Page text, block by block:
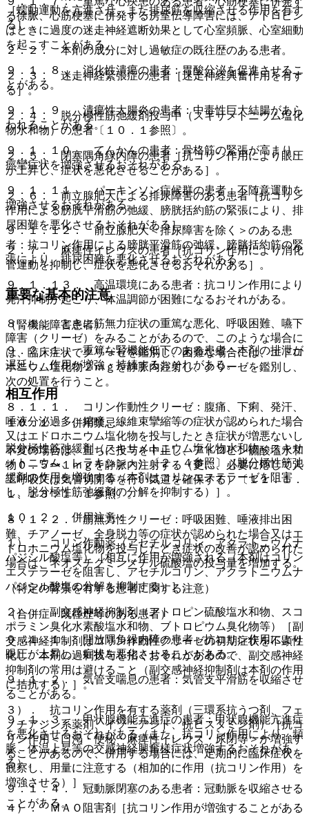
る徐脈、心筋梗塞に併発する房室伝導障害には、アトロピン
はときに過度の迷走神経遮断効果として心室頻脈、心室細動
を起こすことがある。
９．１．８． 消化性潰瘍の患者：胃酸分泌を促進させるこ
とがある。
９．１．９． 潰瘍性大腸炎の患者：中毒性巨大結腸があら
われることがある。
９．１．１０． てんかんの患者：骨格筋の緊張が高まり、
痙攣症状を増強させるおそれがある。
９．１．１１． パーキンソン症候群の患者：不随意運動を
増強させるおそれがある。
９．１．１２． 前立腺肥大＜排尿障害を除く＞のある患
者：抗コリン作用による膀胱平滑筋の弛緩、膀胱括約筋の緊
張により、排尿困難を悪化させるおそれがある。
９．１．１３． 高温環境にある患者：抗コリン作用により
発汗抑制が起こり、体温調節が困難になるおそれがある。
（腎機能障害患者）
９．２．１． 重篤な腎機能低下のある患者：本剤の排泄が
遅延し、作用が増強・持続するおそれがある。
相互作用
１０．１． 併用禁忌：
脱分極性筋弛緩剤（スキサメトニウム塩化物水和物＜スキサ
メトニウム、レラキシン＞）〔２．４参照〕［脱分極性筋弛
緩剤の作用を増強する（本剤はコリンエステラーゼを阻害
し、脱分極性筋弛緩剤の分解を抑制する）］。
１０．２． 併用注意：
１）． コリン作動薬（アセチルコリン、アクラトニウムナ
パジシル酸塩等）［相互に作用が増強される（本剤はコリン
エステラーゼを阻害し、アセチルコリン、アクラトニウムナ
パジシル酸塩の分解を抑制する）］。
２）． 副交感神経抑制剤（アトロピン硫酸塩水和物、スコ
ポラミン臭化水素酸塩水和物、ブトロピウム臭化物等）［副
交感神経抑制剤はコリン作動性クリーゼの初期症状を不顕性
化し、本剤の過剰投与を招くおそれがあるので、副交感神経
抑制剤の常用は避けること（副交感神経抑制剤は本剤の作用
に拮抗する）］。
３）． 抗コリン作用を有する薬剤（三環系抗うつ剤、フェ
ノチアジン系薬剤、イソニアジド、抗ヒスタミン剤）［抗コ
リン作用＜口渇・便秘・麻痺性イレウス・尿閉等＞が増強す
ることがあるので、併用する場合には、定期的に臨床症状を
観察し、用量に注意する（相加的に作用（抗コリン作用）を
増強させる）］。
４）． ＭＡＯ阻害剤［抗コリン作用が増強することがある
［蠕動運動を亢進させ、また排尿筋を収縮させる作用を有す
る］。
２．２． 本剤の成分に対し過敏症の既往歴のある患者。
２．３． 迷走神経緊張症の患者［迷走神経興奮作用を有す
る］。
２．４． 脱分極性筋弛緩剤投与中（スキサメトニウム塩化
物水和物）の患者〔１０．１参照〕。
２．５． 閉塞隅角緑内障の患者［抗コリン作用により眼圧
が上昇し、症状を悪化させることがある］。
２．６． 前立腺肥大による排尿障害のある患者［抗コリン
作用による膀胱平滑筋の弛緩、膀胱括約筋の緊張により、排
尿困難を悪化させるおそれがある］。
２．７． 麻痺性イレウスの患者［抗コリン作用により消化
管運動を抑制し、症状を悪化させるおそれがある］。
重要な基本的注意
８．１． ときに筋無力症状の重篤な悪化、呼吸困難、嚥下
障害（クリーゼ）をみることがあるので、このような場合に
は、臨床症状でクリーゼを鑑別し、困難な場合には、エドロ
ホニウム塩化物２ｍｇを静脈内注射し、クリーゼを鑑別し、
次の処置を行うこと。
８．１．１． コリン作動性クリーゼ：腹痛、下痢、発汗、
唾液分泌過多、縮瞳、線維束攣縮等の症状が認められた場合
又はエドロホニウム塩化物を投与したとき症状が増悪ないし
不変の場合は、直ちに投与を中止し、アトロピン硫酸塩水和
物０．５〜１ｍｇを静脈内注射する（更に、必要に応じて人
工呼吸又は気管切開等を行い気道を確保する）〔１１．１．
１、１３．１．１参照〕。
８．１．２． 筋無力性クリーゼ：呼吸困難、唾液排出困
難、チアノーゼ、全身脱力等の症状が認められた場合又はエ
ドロホニウム塩化物を投与したとき症状の改善が認められた
場合は、ネオスチグミンメチル硫酸塩の投与量を増加する。
（特定の背景を有する患者に関する注意）
（合併症・既往歴等のある患者）
９．１．１． 開放隅角緑内障の患者：抗コリン作用により
眼圧が上昇し、症状を悪化させることがある。
９．１．２． 気管支喘息の患者：気管支平滑筋を収縮させ
ることがある。
９．１．３． 甲状腺機能亢進症の患者：甲状腺機能亢進症
を悪化させるおそれがある（また、抗コリン作用により、頻
脈、体温上昇等の交感神経興奮様症状増強するおそれがあ
る）。
９．１．４． 冠動脈閉塞のある患者：冠動脈を収縮させる
ことがある。